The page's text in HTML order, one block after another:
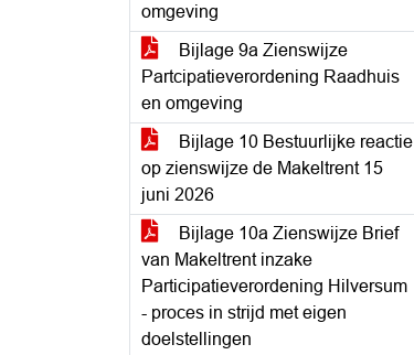
omgeving
Bijlage 9a Zienswijze
Partcipatieverordening Raadhuis
en omgeving
Bijlage 10 Bestuurlijke reactie
op zienswijze de Makeltrent 15
juni 2026
Bijlage 10a Zienswijze Brief
van Makeltrent inzake
Participatieverordening Hilversum
- proces in strijd met eigen
doelstellingen